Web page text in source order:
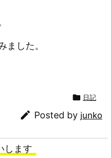
ました。
 日記
 Posted by junko
します